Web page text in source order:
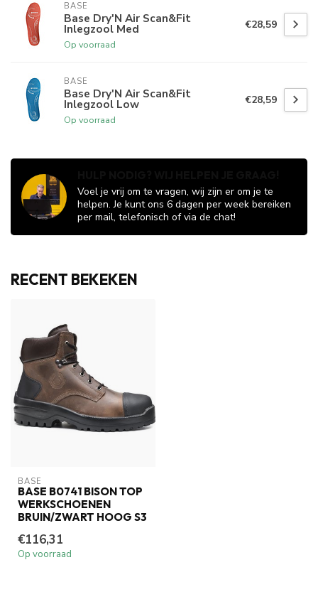
BASE
Base Dry'N Air Scan&Fit
Inlegzool Med
Op voorraad
€28,59
BASE
Base Dry'N Air Scan&Fit
Inlegzool Low
Op voorraad
€28,59
Voel je vrij om te vragen, wij zijn er om je te
helpen. Je kunt ons 6 dagen per week bereiken
per mail, telefonisch of via de chat!
RECENT BEKEKEN
BASE
BASE B0741 BISON TOP
WERKSCHOENEN
BRUIN/ZWART HOOG S3
€116,31
Op voorraad